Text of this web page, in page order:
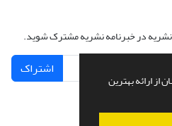
از ارائه بهترین
نشریه در خبرنامه نشریه مشترک شوید.
اشتراک